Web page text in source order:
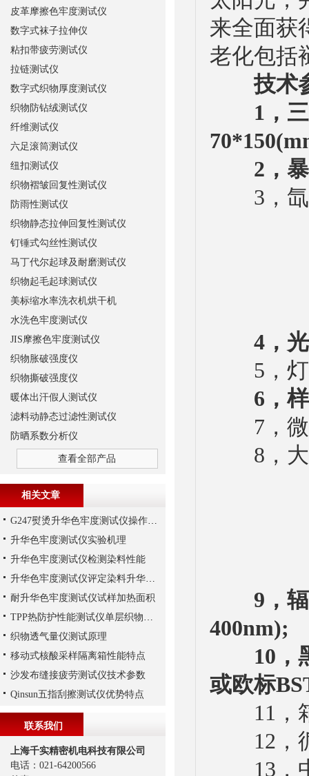
来全面获
老化包括
技术
1，
2，
3，氙
4，
5，灯
6，
7，微
8，大
9，
400nm);
10，
或欧标
11，箱
12，循
13，中
皮革摩擦色牢度测试仪
数字式袜子拉伸仪
粘扣带疲劳测试仪
拉链测试仪
数字式织物厚度测试仪
织物防钻绒测试仪
纤维测试仪
六足滚筒测试仪
纽扣测试仪
织物褶皱回复性测试仪
防雨性测试仪
织物静态拉伸回复性测试仪
钉锤式勾丝性测试仪
马丁代尔起球及耐磨测试仪
织物起毛起球测试仪
美标缩水率洗衣机烘干机
水洗色牢度测试仪
JIS摩擦色牢度测试仪
织物胀破强度仪
织物撕破强度仪
暖体出汗假人测试仪
滤料动静态过滤性测试仪
防晒系数分析仪
查看全部产品
相关文章
G247熨烫升华色牢度测试仪操作步骤
升华色牢度测试仪实验机理
升华色牢度测试仪检测染料性能
升华色牢度测试仪评定染料升华色牢度机理解析
耐升华色牢度测试仪试样加热面积
TPP热防护性能测试仪单层织物湿态热防护性实验
织物透气量仪测试原理
移动式核酸采样隔离箱性能特点
沙发布缝接疲劳测试仪技术参数
Qinsun五指刮擦测试仪优势特点
联系我们
上海千实精密机电科技有限公司
电话：021-64200566